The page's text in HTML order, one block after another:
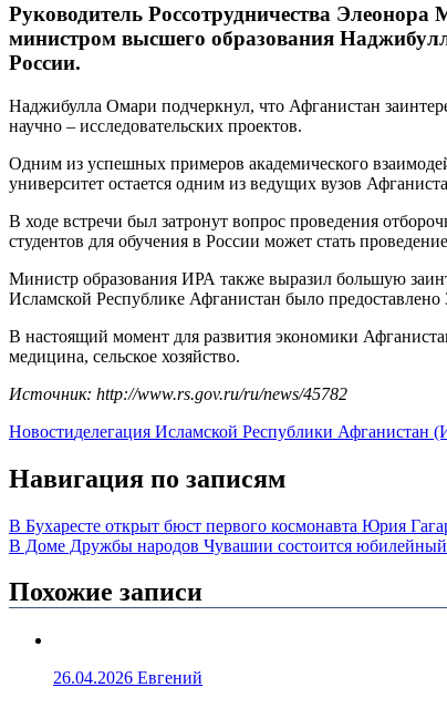
Руководитель Россотрудничества
министром высшего образования
России.
Наджибулла Омари подчеркнул, что Афганистан
научно – исследовательских проектов.
Одним из успешных примеров академического
университет остается одним из ведущих вузов
В ходе встречи был затронут вопрос проведения
студентов для обучения в России может стать
Министр образования ИРА также выразил большую
Исламской Республике Афганистан было
В настоящий момент для развития экономики
медицина, сельское хозяйство.
Источник: http://www.rs.gov.ru/ru/news/45782
Новостиделегация Исламской Республики Афганистан
Навигация по записям
В Бухаресте открыт бюст первого космонавта Юрия
В Доме Дружбы народов Чувашии состоится юбилейный
Похожие записи
26.04.2026 Евгений